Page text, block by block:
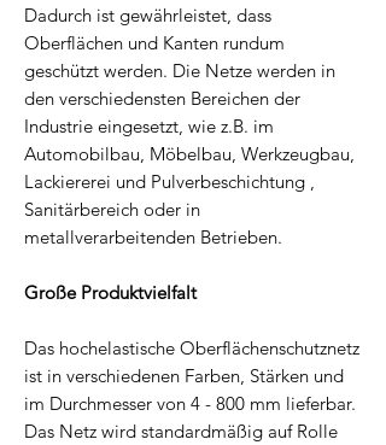
Dadurch ist gewährleistet, dass
Oberflächen und Kanten rundum
geschützt werden. Die Netze werden in
den verschiedensten Bereichen der
Industrie eingesetzt, wie z.B. im
Automobilbau, Möbelbau, Werkzeugbau,
Lackiererei und Pulverbeschichtung ,
Sanitärbereich oder in
metallverarbeitenden Betrieben.
Große Produktvielfalt
Das hochelastische Oberflächenschutznetz
ist in verschiedenen Farben, Stärken und
im Durchmesser von 4 - 800 mm lieferbar.
Das Netz wird standardmäßig auf Rolle